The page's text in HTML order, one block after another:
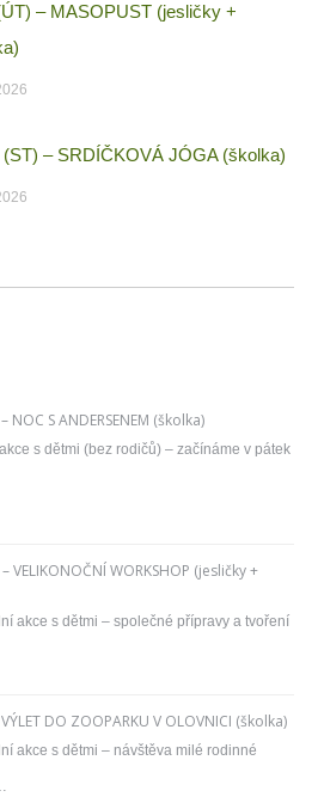
– MASOPUST (jesličky +
(ST) – SRDÍČKOVÁ JÓGA (školka)
NOC S ANDERSENEM (školka)
s dětmi (bez rodičů) – začínáme v pátek
VELIKONOČNÍ WORKSHOP (jesličky +
akce s dětmi – společné přípravy a tvoření
DO ZOOPARKU V OLOVNICI (školka)
akce s dětmi – návštěva milé rodinné